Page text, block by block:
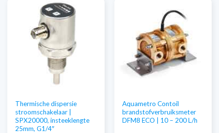
Thermische dispersie
stroomschakelaar |
SPX20000, insteeklengte
25mm, G1/4″
Aquametro Contoil
brandstofverbruiksmeter
DFM8 ECO | 10 – 200 L/h